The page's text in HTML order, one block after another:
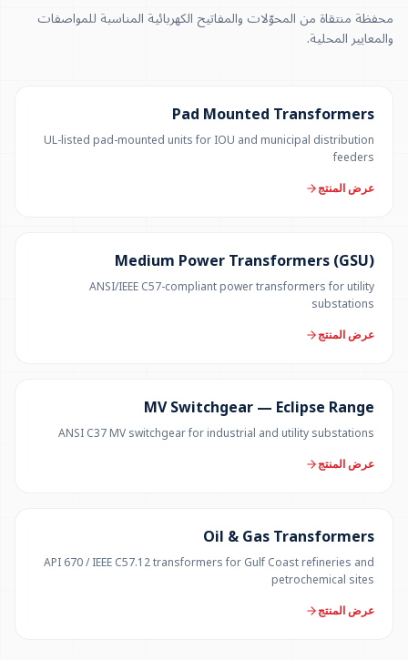
محفظة منتقاة من المحوّلات والمفاتيح الكهربائية المناسبة للمواصفات
والمعايير المحلية.
Pad Mounted Transformers
UL-listed pad-mounted units for IOU and municipal distribution
feeders
عرض المنتج
Medium Power Transformers (GSU)
ANSI/IEEE C57-compliant power transformers for utility
substations
عرض المنتج
MV Switchgear — Eclipse Range
ANSI C37 MV switchgear for industrial and utility substations
عرض المنتج
Oil & Gas Transformers
API 670 / IEEE C57.12 transformers for Gulf Coast refineries and
petrochemical sites
عرض المنتج